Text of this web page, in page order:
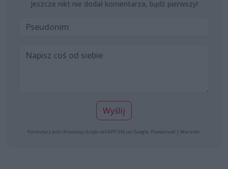
Jeszcze nikt nie dodał komentarza, bądź pierwszy!
Wyślij
Formularz jest chroniony dzięki reCAPTCHA od Google: Prywatność | Warunki